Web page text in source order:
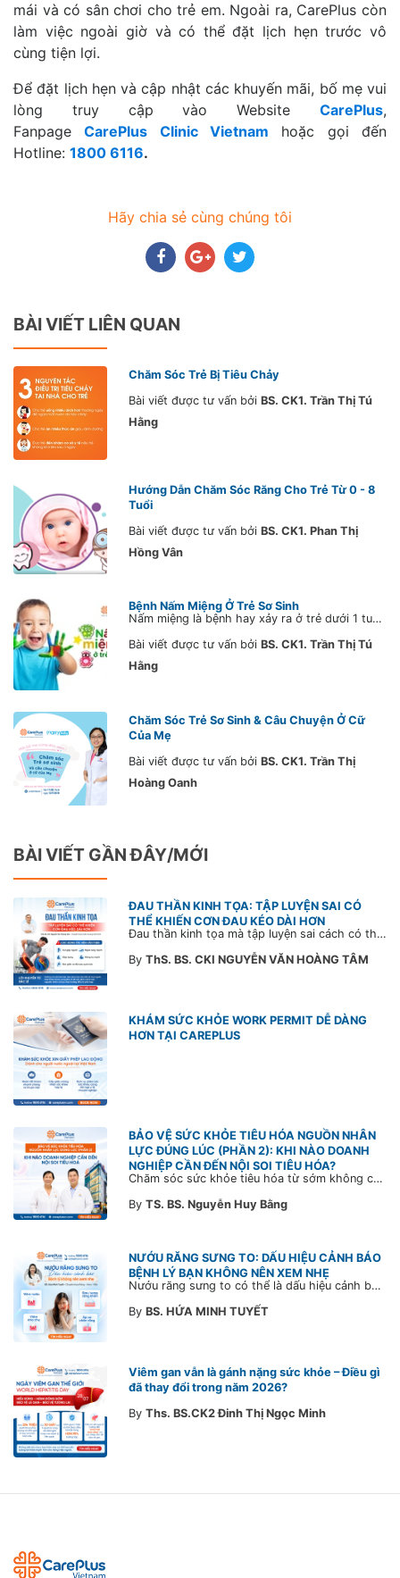
mái và có sân chơi cho trẻ em. Ngoài ra, CarePlus còn
làm việc ngoài giờ và có thể đặt lịch hẹn trước vô
cùng tiện lợi.
Để đặt lịch hẹn và cập nhật các khuyến mãi, bố mẹ vui
lòng truy cập vào Website CarePlus,
FanpageCarePlus Clinic Vietnam hoặc gọi đến
Hotline: 1800 6116.
Hãy chia sẻ cùng chúng tôi
BÀI VIẾT LIÊN QUAN
Chăm Sóc Trẻ Bị Tiêu Chảy
Bài viết được tư vấn bởi BS. CK1. Trần Thị Tú
Hằng
Hướng Dẫn Chăm Sóc Răng Cho Trẻ Từ 0 - 8
Tuổi
Bài viết được tư vấn bởi BS. CK1. Phan Thị
Hồng Vân
Bệnh Nấm Miệng Ở Trẻ Sơ Sinh
Nấm miệng là bệnh hay xảy ra ở trẻ dưới 1 tuổi. Bệnh thường lành tính, không dễ lây. Đa số không ảnh hưởng nhiều đến trẻ. Tuy nhiên, bố mẹ đang có bé nhỏ trong độ tuổi này, không nên bỏ qua những thông tin liên quan đến bệnh, để luôn sẵn sàng cho bé sự chăm sóc toàn diện và tốt nhất.
Bài viết được tư vấn bởi BS. CK1. Trần Thị Tú
Hằng
Chăm Sóc Trẻ Sơ Sinh & Câu Chuyện Ở Cữ
Của Mẹ
Bài viết được tư vấn bởi BS. CK1. Trần Thị
Hoàng Oanh
BÀI VIẾT GẦN ĐÂY/MỚI
ĐAU THẦN KINH TỌA: TẬP LUYỆN SAI CÓ
THỂ KHIẾN CƠN ĐAU KÉO DÀI HƠN
Đau thần kinh tọa mà tập luyện sai cách có thể khiến cơn đau trở nặng và kéo dài thời gian hồi phục. Tham khảo chia sẻ của Bác sĩ CarePlus để nắm các động tác cần tránh và có góc nhìn đúng về phương pháp điều trị phù hợp trong bài viết sau.
By ThS. BS. CKI NGUYỄN VĂN HOÀNG TÂM
KHÁM SỨC KHỎE WORK PERMIT DỄ DÀNG
HƠN TẠI CAREPLUS
BẢO VỆ SỨC KHỎE TIÊU HÓA NGUỒN NHÂN
LỰC ĐÚNG LÚC (PHẦN 2): KHI NÀO DOANH
NGHIỆP CẦN ĐẾN NỘI SOI TIÊU HÓA?
Chăm sóc sức khỏe tiêu hóa từ sớm không chỉ giúp phát hiện bệnh kịp thời mà còn góp phần xây dựng đội ngũ khỏe mạnh, ổn định và gắn bó lâu dài. CarePlus sẵn sàng đồng hành cùng doanh nghiệp trong việc thiết kế chương trình chăm sóc sức khỏe phù hợp theo từng nhân sự, nhằm tối ưu hiệu quả đầu tư phúc lợi và phát triển nguồn nhân lực bền vững.
By TS. BS. Nguyễn Huy Bằng
NƯỚU RĂNG SƯNG TO: DẤU HIỆU CẢNH BÁO
BỆNH LÝ BẠN KHÔNG NÊN XEM NHẸ
Nướu răng sưng to có thể là dấu hiệu cảnh báo bệnh lý răng miệng. Cùng Bác sĩ CarePlus tìm hiểu nguyên nhân, triệu chứng và thời điểm cần đi khám bác sĩ trong bài viết dưới đây.
By BS. HỨA MINH TUYẾT
Viêm gan vẫn là gánh nặng sức khỏe – Điều gì
đã thay đổi trong năm 2026?
By Ths. BS.CK2 Đinh Thị Ngọc Minh